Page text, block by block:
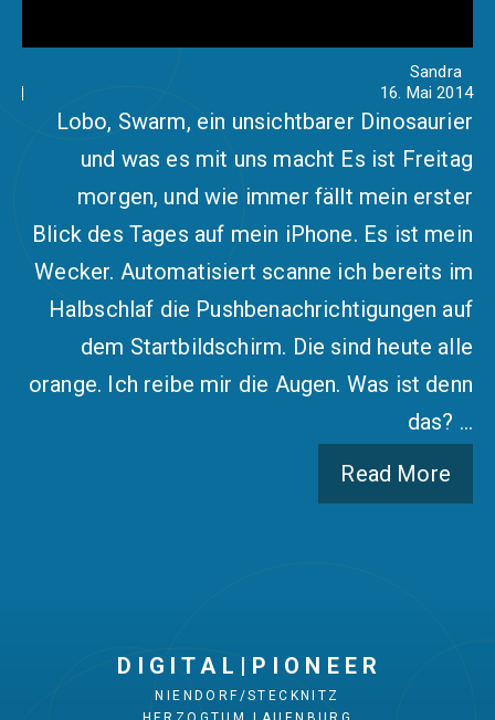
Sandra
16. Mai 2014
Lobo, Swarm, ein unsichtbarer Dinosaurier
und was es mit uns macht Es ist Freitag
morgen, und wie immer fällt mein erster
Blick des Tages auf mein iPhone. Es ist mein
Wecker. Automatisiert scanne ich bereits im
Halbschlaf die Pushbenachrichtigungen auf
dem Startbildschirm. Die sind heute alle
orange. Ich reibe mir die Augen. Was ist denn
das? …
Read More
D I G I T A L | P I O N E E R
NIENDORF/STECKNITZ